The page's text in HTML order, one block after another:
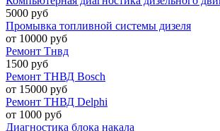
5000 руб
Промывка топливной системы дизеля
от 10000 руб
Ремонт Тнвд
1500 руб
Ремонт ТНВД Bosch
от 15000 руб
Ремонт ТНВД Delphi
от 1000 руб
Диагностика блока накала